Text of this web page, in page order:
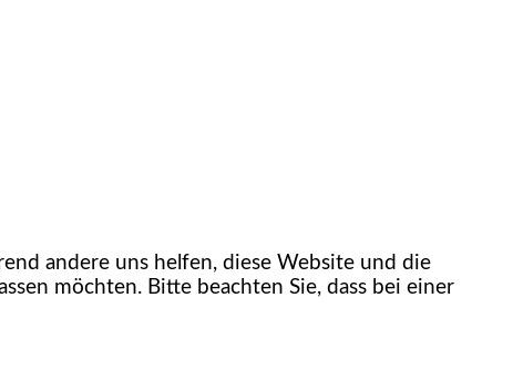
andere uns helfen, diese Website und die
möchten. Bitte beachten Sie, dass bei einer